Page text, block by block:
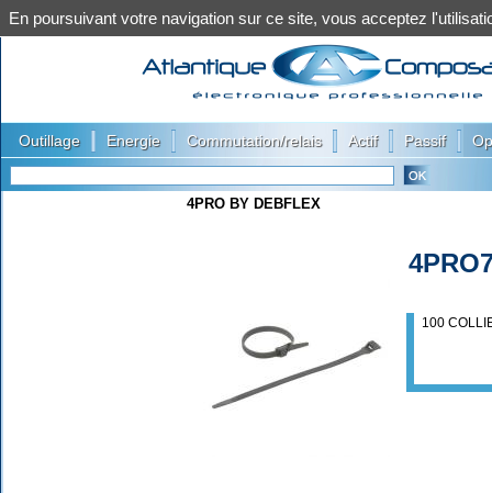
Outillage Energie Commutation/relais Actif Passif
4PRO BY DEBFLEX
100
En poursuivant votre navigation sur ce site, vous acceptez